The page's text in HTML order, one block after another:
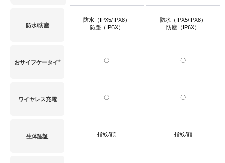
防水/防塵
防水（IPX5/IPX8）
防塵（IP6X）
防水（IPX5/IPX8）
防塵（IP6X）
おサイフケータイ® 〇 〇
ワイヤレス充電 〇 〇
生体認証 指紋/顔 指紋/顔